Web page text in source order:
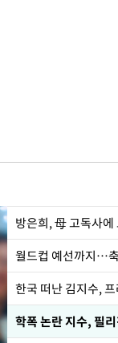
방은희, 母 고독사
월드컵 예선까지…
한국 떠난 김지수,
학폭 논란 지수, 필